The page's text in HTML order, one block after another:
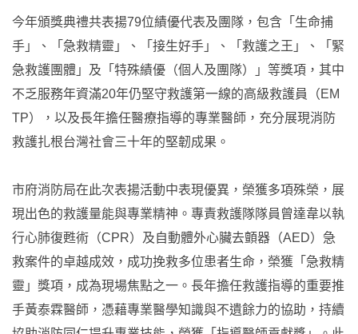
今年頒獎典禮共表揚79位績優代表及團隊，包含「生命捕
手」、「急救精靈」、「接生好手」、「救護之王」、「緊
急救護團體」及「特殊績優（個人及團隊）」等獎項，其中
不乏服務年資滿20年仍堅守救護第一線的高級救護員（EM
TP），以及長年擔任醫療指導的專業醫師，充分展現消防
救護扎根台灣社會三十年的堅韌成果。
市府消防局在此次表揚活動中表現優異，榮獲多項殊榮，展
現出色的救護量能與專業精神。專責救護隊隊員曾達韋以執
行心肺復甦術（CPR）及自動體外心臟去顫器（AED）急
救案件的卓越成效，成功挽救多位患者生命，榮獲「急救精
靈」獎項，成為現場焦點之一。長年擔任救護指導的重要推
手黃泰霖醫師，憑藉專業醫學知識與不遺餘力的協助，持續